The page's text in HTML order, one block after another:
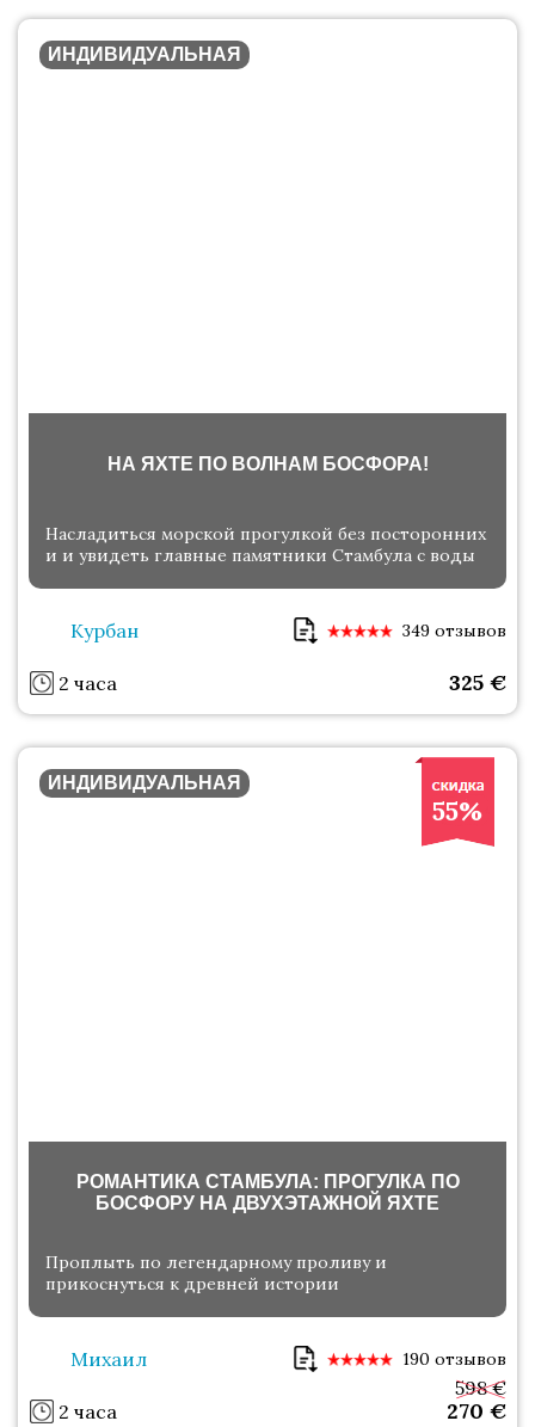
ИНДИВИДУАЛЬНАЯ
НА ЯХТЕ ПО ВОЛНАМ БОСФОРА!
Насладиться морской прогулкой без посторонних
и и увидеть главные памятники Стамбула с воды
Курбан 349 отзывов
2 часа 325 €
55%
ИНДИВИДУАЛЬНАЯ
РОМАНТИКА СТАМБУЛА: ПРОГУЛКА ПО
БОСФОРУ НА ДВУХЭТАЖНОЙ ЯХТЕ
Проплыть по легендарному проливу и
прикоснуться к древней истории
Михаил 190 отзывов
2 часа 270 €
598 €